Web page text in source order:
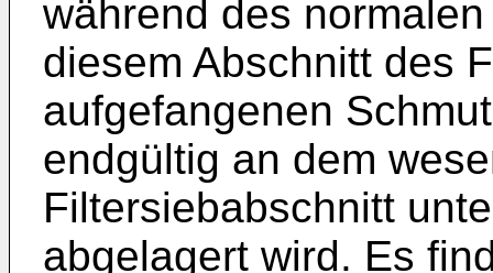
während des
diesem Abschnitt des
aufgefangenen
endgültig an dem
Filtersiebabschnitt
abgelagert wird. Es